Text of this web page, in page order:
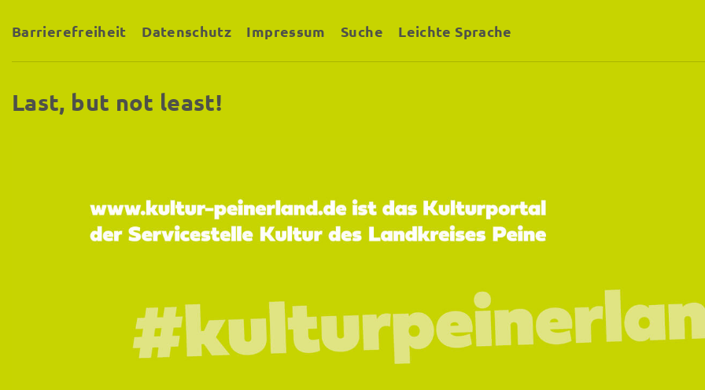
Barrierefreiheit Datenschutz Impressum Suche Leichte Sprache
Last, but not least!